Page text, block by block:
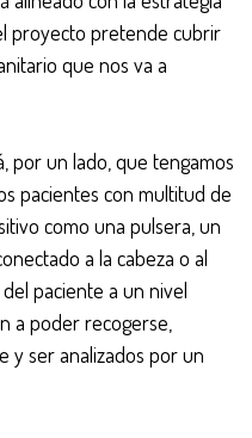
proyecto pretende cubrir
que nos va a
por un lado, que tengamos
pacientes con multitud de
como una pulsera, un
a la cabeza o al
paciente a un nivel
a poder recogerse,
y ser analizados por un